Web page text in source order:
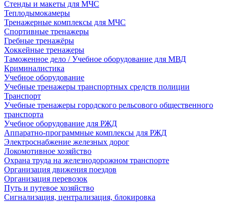
Стенды и макеты для МЧС
Теплодымокамеры
Тренажерные комплексы для МЧС
Спортивные тренажеры
Гребные тренажёры
Хоккейные тренажеры
Таможенное дело / Учебное оборудование для МВД
Криминалистика
Учебное оборудование
Учебные тренажеры транспортных средств полиции
Транспорт
Учебные тренажеры городского рельсового общественного
транспорта
Учебное оборудование для РЖД
Аппаратно-программные комплексы для РЖД
Электроснабжение железных дорог
Локомотивное хозяйство
Охрана труда на железнодорожном транспорте
Организация движения поездов
Организация перевозок
Путь и путевое хозяйство
Сигнализация, централизация, блокировка